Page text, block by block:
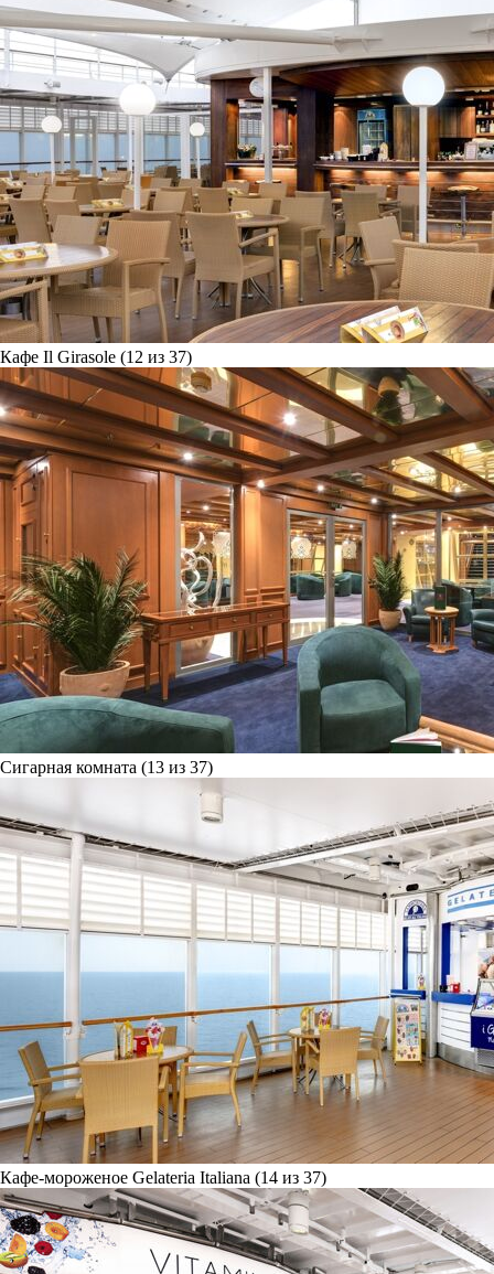
Кафе Il Girasole (12 из 37)
Сигарная комната (13 из 37)
Кафе-мороженое Gelateria Italiana (14 из 37)